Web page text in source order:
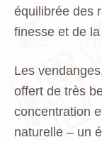
équilibrée des
finesse et de
Les
offert de très
concentration
naturelle – un